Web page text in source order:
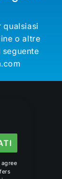
qualsiasi
o altre